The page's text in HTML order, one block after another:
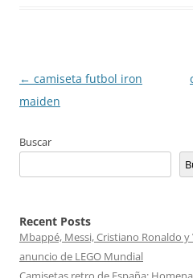
Navegación
de
← camiseta futbol iron
maiden
Buscar
Recent Posts
Mbappé, Messi, Cristiano Ronaldo
anuncio de LEGO Mundial